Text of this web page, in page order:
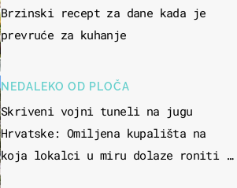
Brzinski recept za dane kada je
prevruće za kuhanje
NEDALEKO OD PLOČA
Skriveni vojni tuneli na jugu
Hrvatske: Omiljena kupališta na
koja lokalci u miru dolaze roniti i